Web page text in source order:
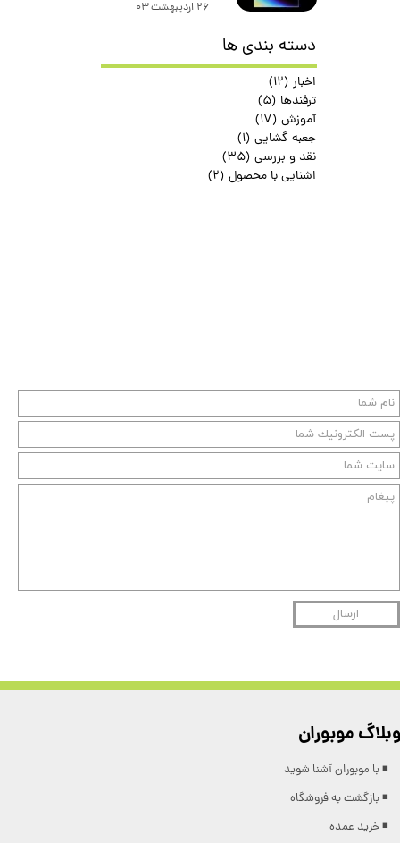
ارسال
۲۶ اردیبهشت ۰۳
دسته بندی ها
اخبار (۱۲)
ترفندها (۵)
آموزش (۱۷)
جعبه گشایی (۱)
نقد و بررسی (۳۵)
اشنایی با محصول (۲)
موبوران
◾️ با موبوران آشنا شوید
◾️ بازگشت به فروشگاه
◾️ خرید عمده